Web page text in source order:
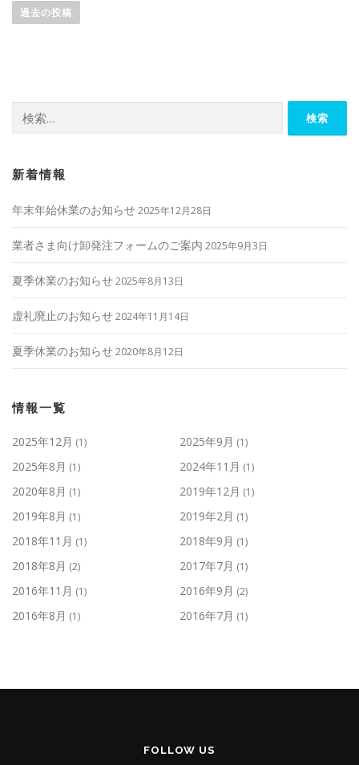
稿
シ
過去の投稿
索:
新着情報
年末年始休業のお知らせ2025年12月28日
業者さま向け卸発注フォームのご案内 2025年9月3日
夏季休業のお知らせ2025年8月13日
虚礼廃止のお知らせ2024年11月14日
夏季休業のお知らせ2020年8月12日
情報一覧
2025年12月 (1) 2025年9月 (1)
2025年8月 (1) 2024年11月 (1)
2020年8月 (1) 2019年12月 (1)
2019年8月 (1) 2019年2月 (1)
2018年11月 (1) 2018年9月 (1)
2018年8月 (2) 2017年7月 (1)
2016年11月 (1) 2016年9月 (2)
2016年8月 (1) 2016年7月 (1)
FOLLOW US